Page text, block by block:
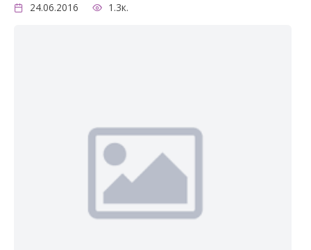
24.06.2016 1.3к.